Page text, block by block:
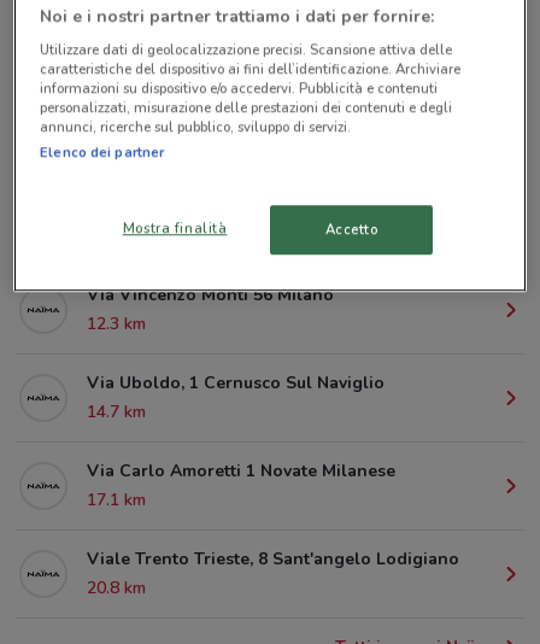
C.So Buenos Aires Milano
10.6 km
Via Vincenzo Monti 56 Milano
12.3 km
Via Uboldo, 1 Cernusco Sul Naviglio
14.7 km
Via Carlo Amoretti 1 Novate Milanese
17.1 km
Viale Trento Trieste, 8 Sant'angelo Lodigiano
20.8 km
Noi e i nostri partner trattiamo i dati per fornire:
Utilizzare dati di geolocalizzazione precisi. Scansione attiva delle
caratteristiche del dispositivo ai fini dell’identificazione. Archiviare
informazioni su dispositivo e/o accedervi. Pubblicità e contenuti
personalizzati, misurazione delle prestazioni dei contenuti e degli
annunci, ricerche sul pubblico, sviluppo di servizi.
Elenco dei partner
Mostra finalità Accetto